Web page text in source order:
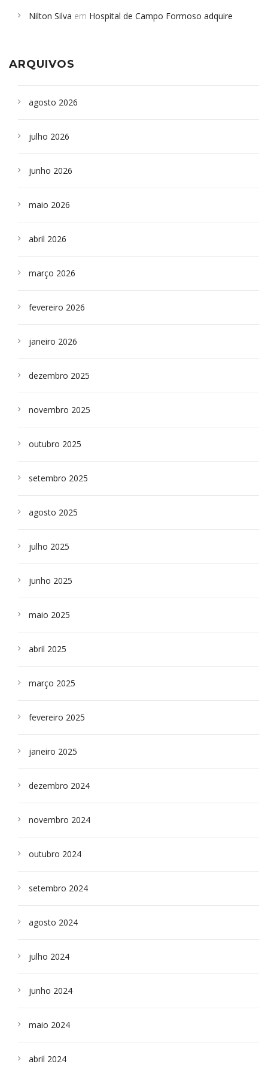
Campoformosenses que morreram em desabamentos são
Nilton Silva em Hospital de Campo Formoso adquire
ARQUIVOS
agosto 2026
julho 2026
junho 2026
maio 2026
abril 2026
março 2026
fevereiro 2026
janeiro 2026
dezembro 2025
novembro 2025
outubro 2025
setembro 2025
agosto 2025
julho 2025
junho 2025
maio 2025
abril 2025
março 2025
fevereiro 2025
janeiro 2025
dezembro 2024
novembro 2024
outubro 2024
setembro 2024
agosto 2024
julho 2024
junho 2024
maio 2024
abril 2024